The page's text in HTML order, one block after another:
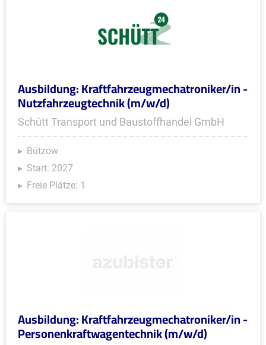
Ausbildung: Kraftfahrzeugmechatroniker/in -
Nutzfahrzeugtechnik (m/w/d)
Schütt Transport und Baustoffhandel GmbH
Bützow
Start: 2027
Freie Plätze: 1
Ausbildung: Kraftfahrzeugmechatroniker/in -
Personenkraftwagentechnik (m/w/d)